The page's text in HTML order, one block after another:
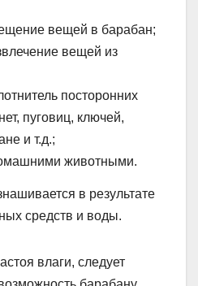
вещей в барабан;
вещей из
посторонних
пуговиц, ключей,
и т.д.;
животными.
в результате
средств и воды.
влаги, следует